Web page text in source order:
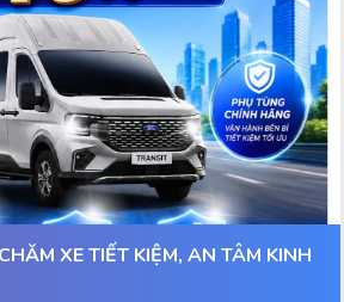
XE TIẾT KIỆM, AN TÂM KINH